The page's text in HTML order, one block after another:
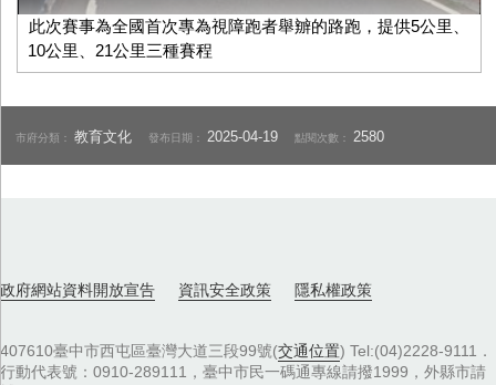
此次賽事為全國首次專為視障跑者舉辧的路跑，提供5公里、
10公里、21公里三種賽程
市府分類：教育文化 發布日期： 2025-04-19 點閱次數： 2580
政府網站資料開放宣告 資訊安全政策 隱私權政策
407610臺中市西屯區臺灣大道三段99號(交通位置) Tel:(04)2228-9111．
行動代表號：0910-289111，臺中市民一碼通專線請撥1999，外縣市請